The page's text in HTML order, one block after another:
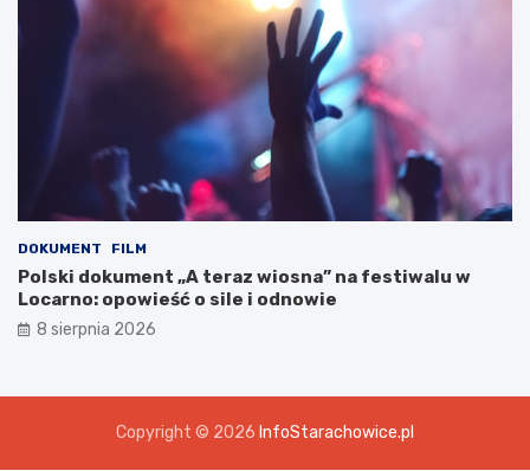
DOKUMENT FILM
Polski dokument „A teraz wiosna” na festiwalu w
Locarno: opowieść o sile i odnowie
8 sierpnia 2026
Copyright © 2026 InfoStarachowice.pl